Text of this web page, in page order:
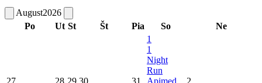
August2026
Po
Ut St Št Pia So Ne
1
1
Night
Run